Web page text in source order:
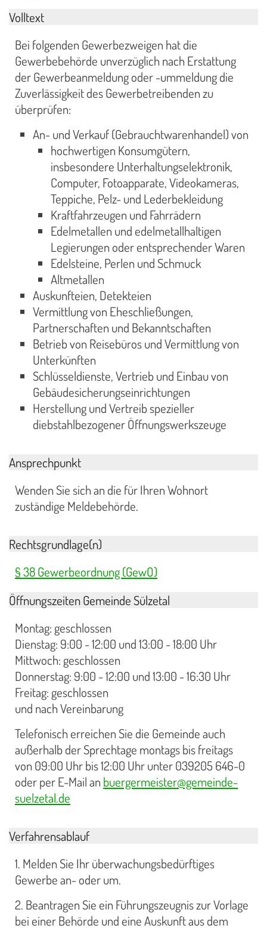
Volltext
Bei folgenden Gewerbezweigen hat die
Gewerbebehörde unverzüglich nach Erstattung
der Gewerbeanmeldung oder -ummeldung die
Zuverlässigkeit des Gewerbetreibenden zu
überprüfen:
An- und Verkauf (Gebrauchtwarenhandel) von
hochwertigen Konsumgütern,
insbesondere Unterhaltungselektronik,
Computer, Fotoapparate, Videokameras,
Teppiche, Pelz- und Lederbekleidung
Kraftfahrzeugen und Fahrrädern
Edelmetallen und edelmetallhaltigen
Legierungen oder entsprechender Waren
Edelsteine, Perlen und Schmuck
Altmetallen
Auskunfteien, Detekteien
Vermittlung von Eheschließungen,
Partnerschaften und Bekanntschaften
Betrieb von Reisebüros und Vermittlung von
Unterkünften
Schlüsseldienste, Vertrieb und Einbau von
Gebäudesicherungseinrichtungen
Herstellung und Vertreib spezieller
diebstahlbezogener Öffnungswerkszeuge
Ansprechpunkt
Wenden Sie sich an die für Ihren Wohnort
zuständige Meldebehörde.
Rechtsgrundlage(n)
§ 38 Gewerbeordnung (GewO)
Öffnungszeiten Gemeinde Sülzetal
Montag: geschlossen
Dienstag: 9:00 - 12:00 und 13:00 - 18:00 Uhr
Mittwoch: geschlossen
Donnerstag: 9:00 - 12:00 und 13:00 - 16:30 Uhr
Freitag: geschlossen
und nach Vereinbarung
Telefonisch erreichen Sie die Gemeinde auch
außerhalb der Sprechtage montags bis freitags
von 09:00 Uhr bis 12:00 Uhr unter 039205 646-0
oder per E-Mail an buergermeister@gemeinde-
suelzetal.de
Verfahrensablauf
1. Melden Sie Ihr überwachungsbedürftiges
Gewerbe an- oder um.
2. Beantragen Sie ein Führungszeugnis zur Vorlage
bei einer Behörde und eine Auskunft aus dem